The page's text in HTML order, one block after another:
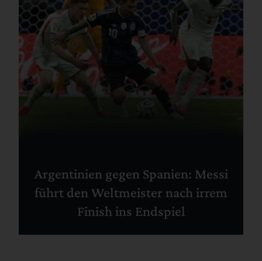
Argentinien gegen Spanien: Messi
führt den Weltmeister nach irrem
Finish ins Endspiel